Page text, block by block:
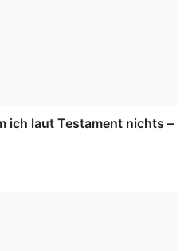
ich laut Testament nichts –